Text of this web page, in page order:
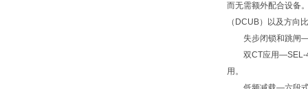
而无需额外配合设备
（DCUB）以及方向
失步闭锁和跳闸—震
双CT应用—SEL-
用。